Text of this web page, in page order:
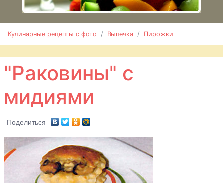
Кулинарные рецепты с фото Выпечка Пирожки
"Раковины" с
мидиями
Поделиться